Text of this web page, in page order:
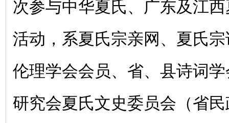
次参与中华夏氏、广东及江
活动，系夏氏宗亲网、夏氏
伦理学会会员、省、县诗词
研究会夏氏文史委员会（省